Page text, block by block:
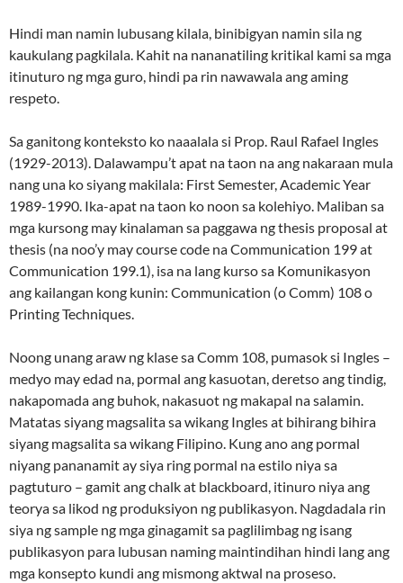
Hindi man namin lubusang kilala, binibigyan namin sila ng
kaukulang pagkilala. Kahit na nananatiling kritikal kami sa mga
itinuturo ng mga guro, hindi pa rin nawawala ang aming
respeto.
Sa ganitong konteksto ko naaalala si Prop. Raul Rafael Ingles
(1929-2013). Dalawampu’t apat na taon na ang nakaraan mula
nang una ko siyang makilala: First Semester, Academic Year
1989-1990. Ika-apat na taon ko noon sa kolehiyo. Maliban sa
mga kursong may kinalaman sa paggawa ng thesis proposal at
thesis (na noo’y may course code na Communication 199 at
Communication 199.1), isa na lang kurso sa Komunikasyon
ang kailangan kong kunin: Communication (o Comm) 108 o
Printing Techniques.
Noong unang araw ng klase sa Comm 108, pumasok si Ingles –
medyo may edad na, pormal ang kasuotan, deretso ang tindig,
nakapomada ang buhok, nakasuot ng makapal na salamin.
Matatas siyang magsalita sa wikang Ingles at bihirang bihira
siyang magsalita sa wikang Filipino. Kung ano ang pormal
niyang pananamit ay siya ring pormal na estilo niya sa
pagtuturo – gamit ang chalk at blackboard, itinuro niya ang
teorya sa likod ng produksiyon ng publikasyon. Nagdadala rin
siya ng sample ng mga ginagamit sa paglilimbag ng isang
publikasyon para lubusan naming maintindihan hindi lang ang
mga konsepto kundi ang mismong aktwal na proseso.